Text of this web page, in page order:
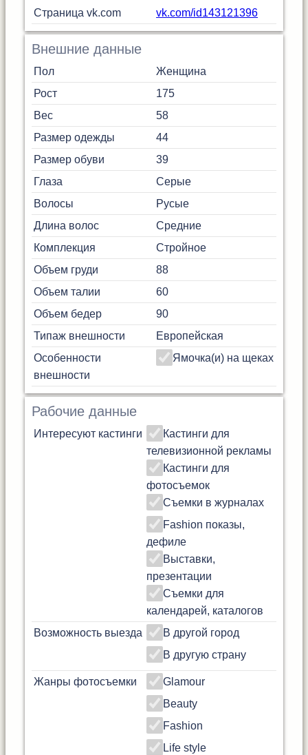
Страница vk.com vk.com/id143121396
Внешние данные
Пол
Женщина
Рост
175
Вес
58
Размер одежды
44
Размер обуви
39
Глаза
Серые
Волосы
Русые
Длина волос
Средние
Комплекция
Стройное
Объем груди
88
Объем талии
60
Объем бедер
90
Типаж внешности
Европейская
Особенности
внешности
Ямочка(и) на щеках
Рабочие данные
Интересуют кастинги
Кастинги для
телевизионной рекламы
Кастинги для
фотосъемок
Съемки в журналах
Fashion показы,
дефиле
Выставки,
презентации
Съемки для
календарей, каталогов
Возможность выезда
В другой город
В другую страну
Жанры фотосъемки
Glamour
Beauty
Fashion
Life style